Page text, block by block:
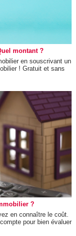
montant ?
en souscrivant un
! Gratuit et sans
?
en connaître le coût.
pour bien évaluer